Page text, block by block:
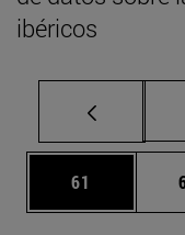
ibéricos
Página
61